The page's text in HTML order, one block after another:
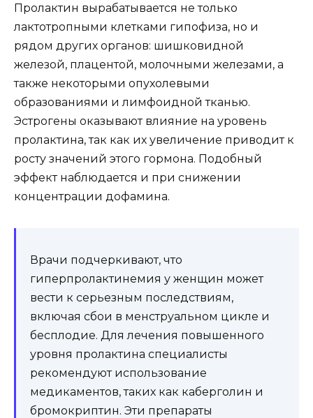
Пролактин вырабатывается не только
лактотропными клетками гипофиза, но и
рядом других органов: шишковидной
железой, плацентой, молочными железами, а
также некоторыми опухолевыми
образованиями и лимфоидной тканью.
Эстрогены оказывают влияние на уровень
пролактина, так как их увеличение приводит к
росту значений этого гормона. Подобный
эффект наблюдается и при снижении
концентрации дофамина.
Врачи подчеркивают, что
гиперпролактинемия у женщин может
вести к серьезным последствиям,
включая сбои в менструальном цикле и
бесплодие. Для лечения повышенного
уровня пролактина специалисты
рекомендуют использование
медикаментов, таких как каберголин и
бромокриптин. Эти препараты